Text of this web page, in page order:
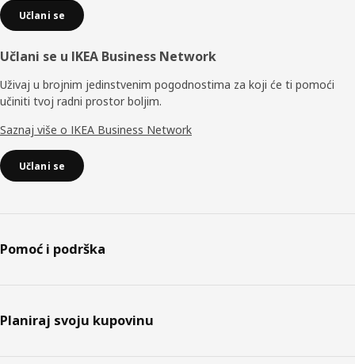
Učlani se
Učlani se u IKEA Business Network
Uživaj u brojnim jedinstvenim pogodnostima za koji će ti pomoći
učiniti tvoj radni prostor boljim.
Saznaj više o IKEA Business Network
Učlani se
Pomoć i podrška
Planiraj svoju kupovinu